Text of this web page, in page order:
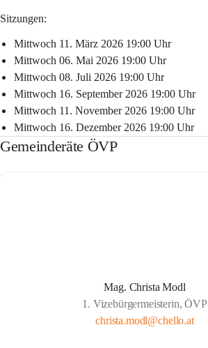
Sitzungen:
Mittwoch 11. März 2026 19:00 Uhr
Mittwoch 06. Mai 2026 19:00 Uhr
Mittwoch 08. Juli 2026 19:00 Uhr
Mittwoch 16. September 2026 19:00 Uhr
Mittwoch 11. November 2026 19:00 Uhr
Mittwoch 16. Dezember 2026 19:00 Uhr
Gemeinderäte ÖVP
Mag. Christa Modl
1. Vizebürgermeisterin, ÖVP
christa.modl@chello.at